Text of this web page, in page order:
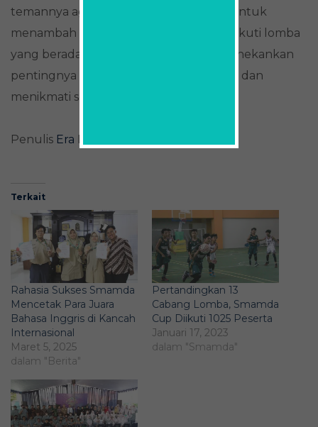
temannya agar memanfaatkan waktu untuk
menambah pengalaman dengan mengikuti lomba
yang berada di luar zona nyaman. Ia menekankan
pentingnya menjalaninya dengan serius dan
menikmati setiap tantangan.
Penulis Era
Terkait
Rahasia Sukses Smamda
Mencetak Para Juara
Bahasa Inggris di Kancah
Internasional
Maret 5, 2025
dalam "Berita"
Pertandingkan 13
Cabang Lomba, Smamda
Cup Diikuti 1025 Peserta
Januari 17, 2023
dalam "Smamda"